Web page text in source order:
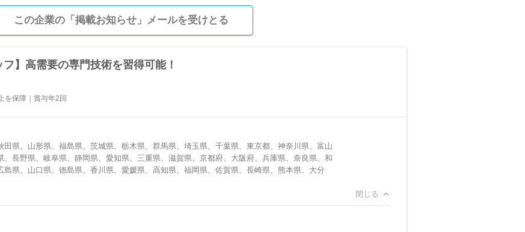
この企業の「掲載お知らせ」メールを受けとる
】高需要の専門技術を習得可能！
を保障｜賞与年2回
県、山形県、福島県、茨城県、栃木県、群馬県、埼玉県、千葉県、東京都、神奈川県、富山
長野県、岐阜県、静岡県、愛知県、三重県、滋賀県、京都府、大阪府、兵庫県、奈良県、和
県、山口県、徳島県、香川県、愛媛県、高知県、福岡県、佐賀県、長崎県、熊本県、大分
閉じる